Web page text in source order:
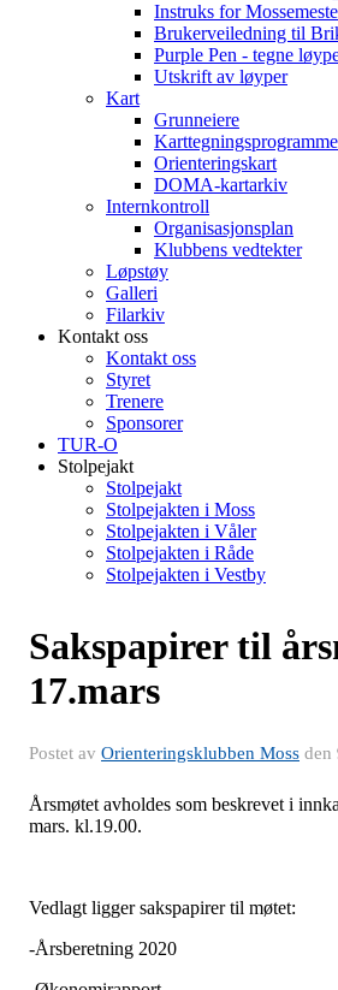
Instruks for
Brukerveiledning til
Purple Pen - tegne
Utskrift av løyper
Kart
Grunneiere
Orienteringskart
DOMA-kartarkiv
Internkontroll
Organisasjonsplan
Klubbens vedtekter
Løpstøy
Galleri
Filarkiv
Kontakt oss
Kontakt oss
Styret
Trenere
Sponsorer
TUR-O
Stolpejakt
Stolpejakt
Stolpejakten i Moss
Stolpejakten i Våler
Stolpejakten i Råde
Stolpejakten i Vestby
Sakspapirer til
17.mars
Postet av Orienteringsklubben Moss den
Årsmøtet avholdes som beskrevet i
mars. kl.19.00.
Vedlagt ligger sakspapirer til møtet:
-Årsberetning 2020